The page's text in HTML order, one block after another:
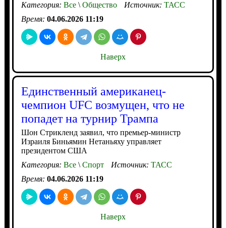
Категория: Все\Общество Источник: ТАСС
Время: 04.06.2026 11:19
Наверх
Единственный американец-
чемпион UFC возмущен, что не
попадет на турнир Трампа
Шон Стрикленд заявил, что премьер-министр
Израиля Биньямин Нетаньяху управляет
президентом США
Категория: Все\Спорт Источник: ТАСС
Время: 04.06.2026 11:19
Наверх